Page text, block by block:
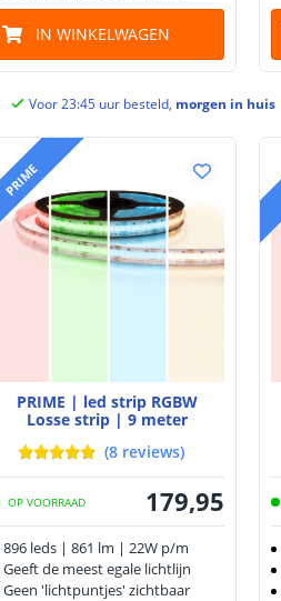
IN WINKELWAGEN
Voor 23:45 uur besteld, morgen in huis
PRIME
PRIME | led strip RGBW
Losse strip | 9 meter
(8 reviews)
OP VOORRAAD 179,95
896 leds | 861 lm | 22W p/m
Geeft de meest egale lichtlijn
Geen 'lichtpuntjes' zichtbaar